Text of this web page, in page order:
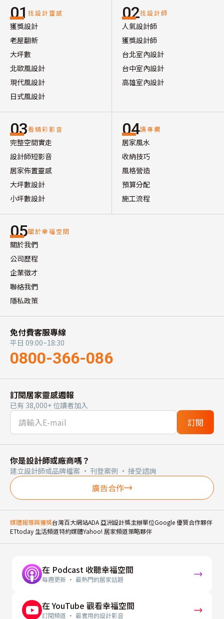
01 找設計靈感
獲獎設計
老屋翻新
大坪數
北歐風設計
現代風設計
日式風設計
02找設計師
人氣設計師
獲獎設計師
台北室內設計
台中室內設計
高雄室內設計
03看精彩影音
完整空間實走
設計師短影音
居家佈置靈感
大坪數設計
小坪數設計
04讀專欄
居家風水
收納技巧
風格營造
預算分配
施工流程
05關於幸福空間
關於我們
公司歷程
企業徵才
聯絡我們
隱私政策
免付費客服專線
平日 09:00~18:30
0800-366-086
訂閱居家靈感週報
已有 38,000+ 位讀者加入
訂閱
你是設計師或廠商嗎？
建立設計師或品牌檔案 · 刊登案例 · 接受諮詢
廣告合作
媒體報導與獲獎台灣百大網站ADA 亞洲設計獎主辦單位Google 優質合作夥伴
ETtoday 生活頻道特約媒體Yahoo! 居家頻道策略夥伴
在 Podcast 收聽幸福空間
每週更新 · 最熱門的居家話題
在 YouTube 觀看幸福空間
訂閱頻道 · 最實用的設計影音